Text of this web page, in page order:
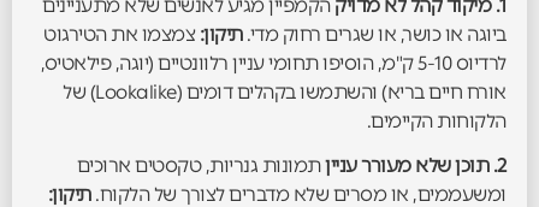
1. מיקוד קהל לא מדויק
הקמפיין מגיע לאנשים שלא מתעניינים
ביוגה או כושר, או שגרים רחוק מדי.תיקון: צמצמו את הטירגוט
לרדיוס 5-10 ק"מ, הוסיפו תחומי עניין רלוונטיים (יוגה, פילאטיס,
אורח חיים בריא) והשתמשו בקהלים דומים (Lookalike) של
הלקוחות הקיימים.
2. תוכן שלא מעורר עניין
תמונות גנריות, טקסטים ארוכים
ומשעממים, או מסרים שלא מדברים לצורך של הלקוח.תיקון: